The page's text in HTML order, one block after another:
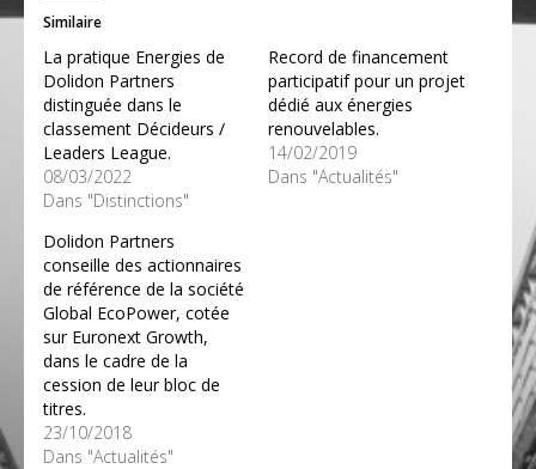
Similaire
La pratique Energies de
Dolidon Partners
distinguée dans le
classement Décideurs /
Leaders League.
08/03/2022
Dans "Distinctions"
Record de financement
participatif pour un projet
dédié aux énergies
renouvelables.
14/02/2019
Dans "Actualités"
Dolidon Partners
conseille des actionnaires
de référence de la société
Global EcoPower, cotée
sur Euronext Growth,
dans le cadre de la
cession de leur bloc de
titres.
23/10/2018
Dans "Actualités"